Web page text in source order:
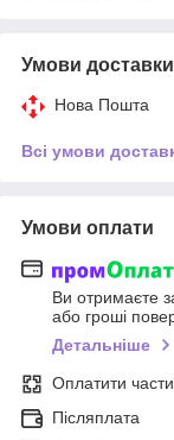
Умови доставки
Нова Пошта
Всі умови
Умови оплати
Ви отримаєте
або гроші
Детальніше
Оплатити
Післяплата